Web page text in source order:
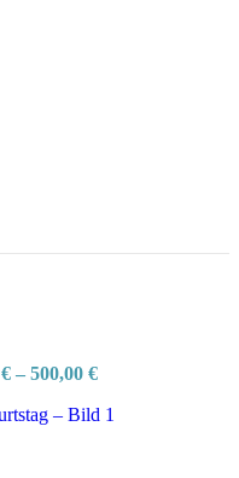
€ – 500,00 €